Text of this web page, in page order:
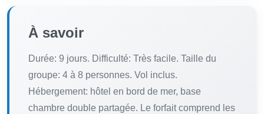
À savoir
Durée: 9 jours. Difficulté: Très facile. Taille du
groupe: 4 à 8 personnes. Vol inclus.
Hébergement: hôtel en bord de mer, base
chambre double partagée. Le forfait comprend les